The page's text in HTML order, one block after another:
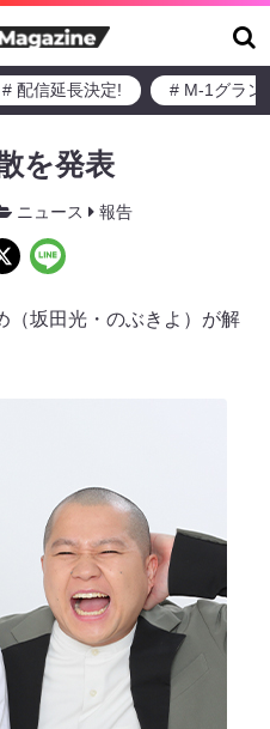
# 配信延長決定! # M-1グラン
を発表
ニュース 報告
（坂田光・のぶきよ）が解